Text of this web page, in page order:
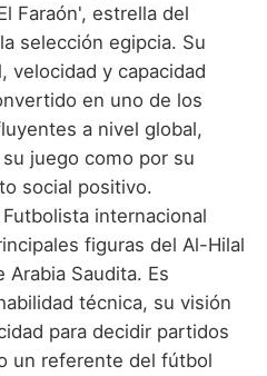
Faraón', estrella del
selección egipcia. Su
velocidad y capacidad
en uno de los
a nivel global,
juego como por su
social positivo.
Futbolista internacional
figuras del Al-Hilal
Saudita. Es
técnica, su visión
para decidir partidos
un referente del fútbol